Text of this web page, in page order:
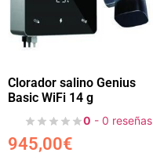
Clorador salino Genius
Basic WiFi 14 g
0 - 0 reseñas
945,00€